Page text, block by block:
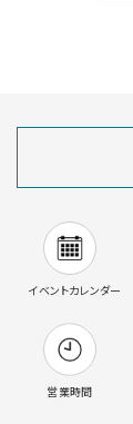
イベントカレンダー
営業時間